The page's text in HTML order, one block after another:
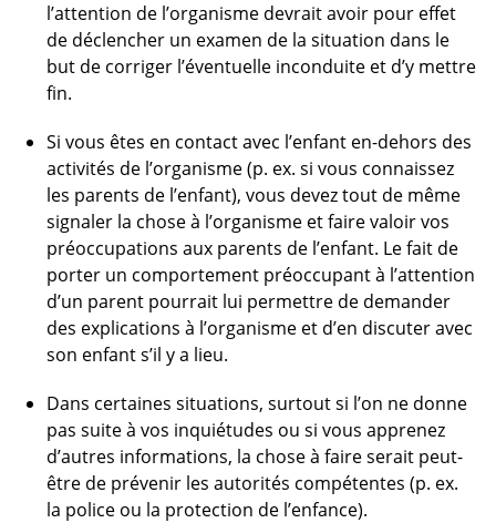
l’attention de l’organisme devrait avoir pour effet
de déclencher un examen de la situation dans le
but de corriger l’éventuelle inconduite et d’y mettre
fin.
Si vous êtes en contact avec l’enfant en-dehors des
activités de l’organisme (p. ex. si vous connaissez
les parents de l’enfant), vous devez tout de même
signaler la chose à l’organisme et faire valoir vos
préoccupations aux parents de l’enfant. Le fait de
porter un comportement préoccupant à l’attention
d’un parent pourrait lui permettre de demander
des explications à l’organisme et d’en discuter avec
son enfant s’il y a lieu.
Dans certaines situations, surtout si l’on ne donne
pas suite à vos inquiétudes ou si vous apprenez
d’autres informations, la chose à faire serait peut-
être de prévenir les autorités compétentes (p. ex.
la police ou la protection de l’enfance).